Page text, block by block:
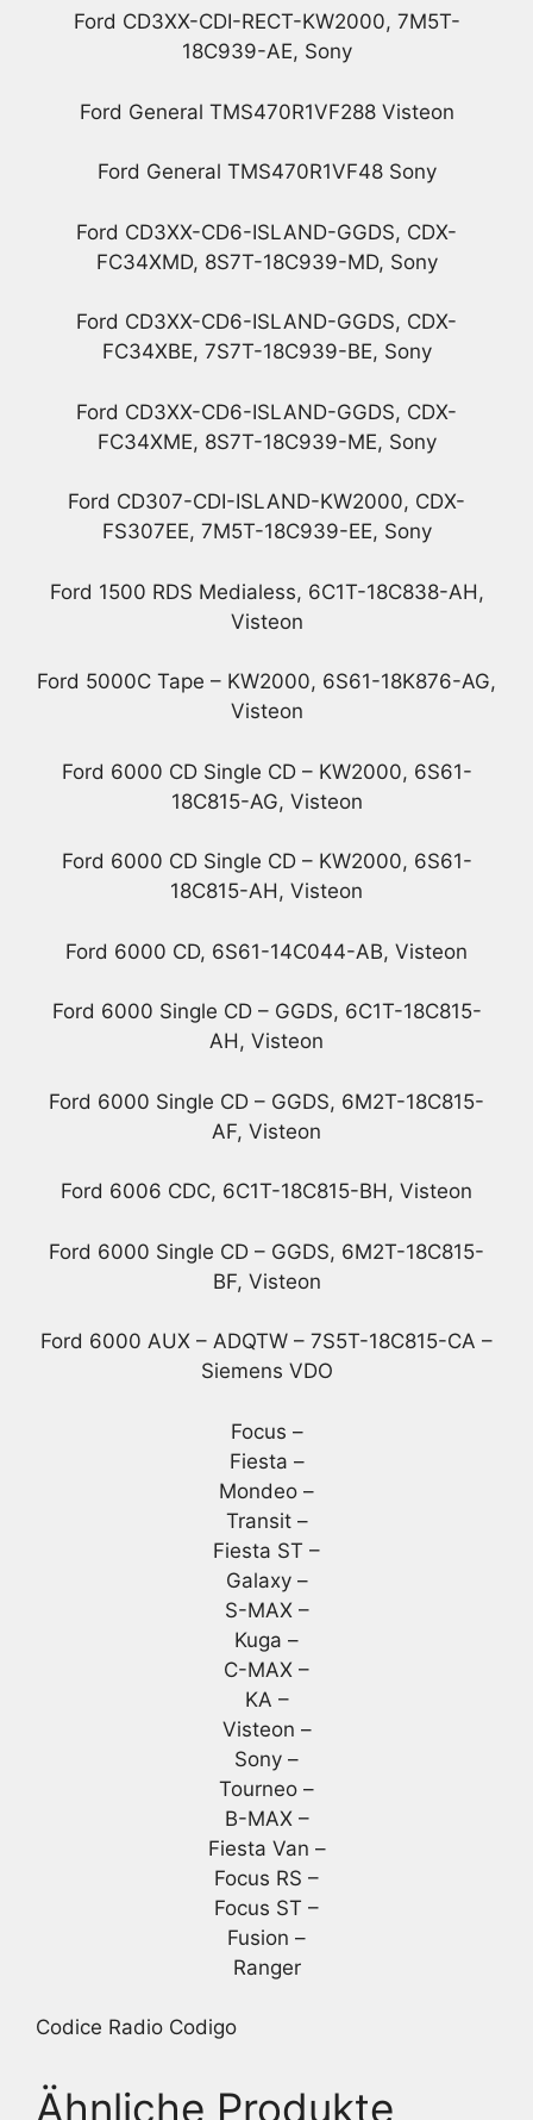
Ford CD3XX-CDI-RECT-KW2000, 7M5T-
18C939-AE, Sony
Ford General TMS470R1VF288 Visteon
Ford General TMS470R1VF48 Sony
Ford CD3XX-CD6-ISLAND-GGDS, CDX-
FC34XMD, 8S7T-18C939-MD, Sony
Ford CD3XX-CD6-ISLAND-GGDS, CDX-
FC34XBE, 7S7T-18C939-BE, Sony
Ford CD3XX-CD6-ISLAND-GGDS, CDX-
FC34XME, 8S7T-18C939-ME, Sony
Ford CD307-CDI-ISLAND-KW2000, CDX-
FS307EE, 7M5T-18C939-EE, Sony
Ford 1500 RDS Medialess, 6C1T-18C838-AH,
Visteon
Ford 5000C Tape – KW2000, 6S61-18K876-AG,
Visteon
Ford 6000 CD Single CD – KW2000, 6S61-
18C815-AG, Visteon
Ford 6000 CD Single CD – KW2000, 6S61-
18C815-AH, Visteon
Ford 6000 CD, 6S61-14C044-AB, Visteon
Ford 6000 Single CD – GGDS, 6C1T-18C815-
AH, Visteon
Ford 6000 Single CD – GGDS, 6M2T-18C815-
AF, Visteon
Ford 6006 CDC, 6C1T-18C815-BH, Visteon
Ford 6000 Single CD – GGDS, 6M2T-18C815-
BF, Visteon
Ford 6000 AUX – ADQTW – 7S5T-18C815-CA –
Siemens VDO
Focus –
Fiesta –
Mondeo –
Transit –
Fiesta ST –
Galaxy –
S-MAX –
Kuga –
C-MAX –
KA –
Visteon –
Sony –
Tourneo –
B-MAX –
Fiesta Van –
Focus RS –
Focus ST –
Fusion –
Ranger
Codice Radio Codigo
Ähnliche Produkte